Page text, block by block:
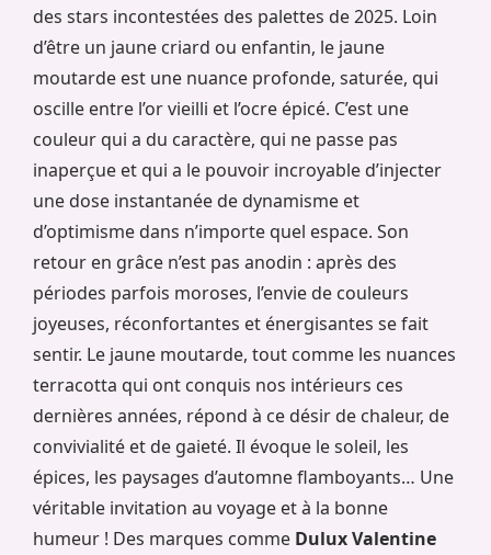
des stars incontestées des palettes de 2025. Loin
d’être un jaune criard ou enfantin, le jaune
moutarde est une nuance profonde, saturée, qui
oscille entre l’or vieilli et l’ocre épicé. C’est une
couleur qui a du caractère, qui ne passe pas
inaperçue et qui a le pouvoir incroyable d’injecter
une dose instantanée de dynamisme et
d’optimisme dans n’importe quel espace. Son
retour en grâce n’est pas anodin : après des
périodes parfois moroses, l’envie de couleurs
joyeuses, réconfortantes et énergisantes se fait
sentir. Le jaune moutarde, tout comme les nuances
terracotta qui ont conquis nos intérieurs ces
dernières années, répond à ce désir de chaleur, de
convivialité et de gaieté. Il évoque le soleil, les
épices, les paysages d’automne flamboyants… Une
véritable invitation au voyage et à la bonne
humeur ! Des marques comme Dulux Valentine